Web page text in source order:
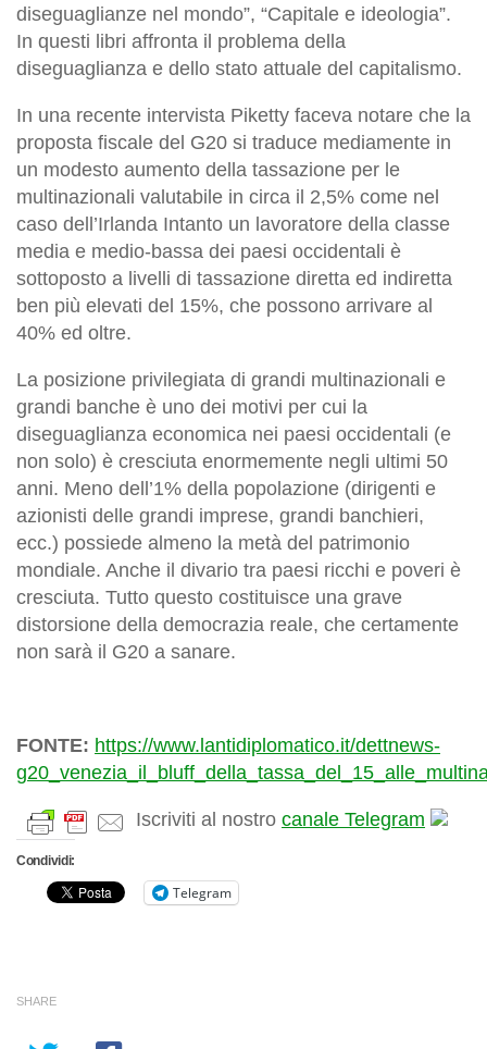
diseguaglianze nel mondo”, “Capitale e ideologia”.
In questi libri affronta il problema della
diseguaglianza e dello stato attuale del capitalismo.
In una recente intervista Piketty faceva notare che la
proposta fiscale del G20 si traduce mediamente in
un modesto aumento della tassazione per le
multinazionali valutabile in circa il 2,5% come nel
caso dell’Irlanda Intanto un lavoratore della classe
media e medio-bassa dei paesi occidentali è
sottoposto a livelli di tassazione diretta ed indiretta
ben più elevati del 15%, che possono arrivare al
40% ed oltre.
La posizione privilegiata di grandi multinazionali e
grandi banche è uno dei motivi per cui la
diseguaglianza economica nei paesi occidentali (e
non solo) è cresciuta enormemente negli ultimi 50
anni. Meno dell’1% della popolazione (dirigenti e
azionisti delle grandi imprese, grandi banchieri,
ecc.) possiede almeno la metà del patrimonio
mondiale. Anche il divario tra paesi ricchi e poveri è
cresciuta. Tutto questo costituisce una grave
distorsione della democrazia reale, che certamente
non sarà il G20 a sanare.
FONTE: https://www.lantidiplomatico.it/dettnews-
Iscriviti al nostro canale Telegram
Condividi:
Telegram
SHARE